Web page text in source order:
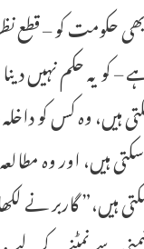
حکومت کو – قطع
– کو یہ حکم نہیں
ہیں، وہ کس کو
ہیں، اور وہ
ہیں،” گاربر نے